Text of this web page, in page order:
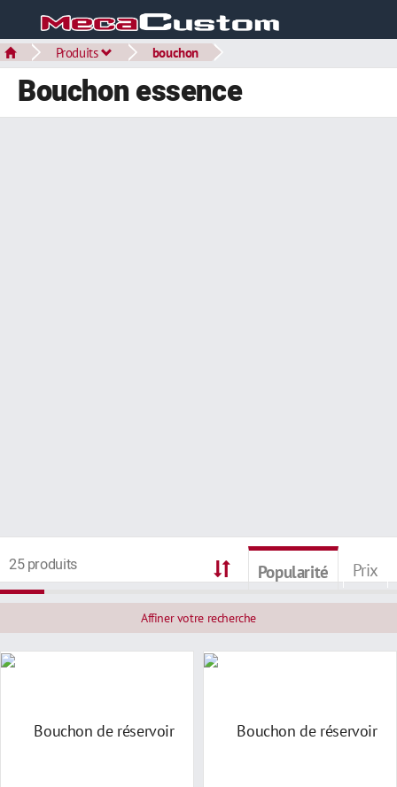
Produits bouchon
Bouchon essence
25 produits Popularité Prix
Affiner votre recherche